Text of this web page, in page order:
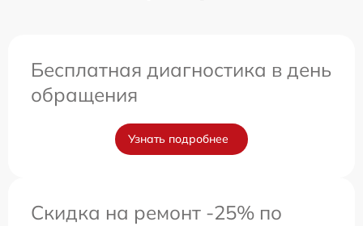
Бесплатная диагностика в день
обращения
Узнать подробнее
Скидка на ремонт -25% по